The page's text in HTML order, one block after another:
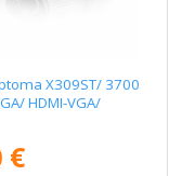
X309ST/ 3700
HDMI-VGA/
€